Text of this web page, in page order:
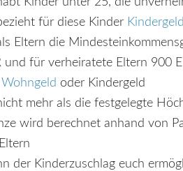
für diese Kinder Kindergeld
Eltern die
und für verheiratete Eltern 900
Wohngeld oder Kindergeld
mehr als die festgelegte
wird berechnet anhand von
der Kinderzuschlag euch